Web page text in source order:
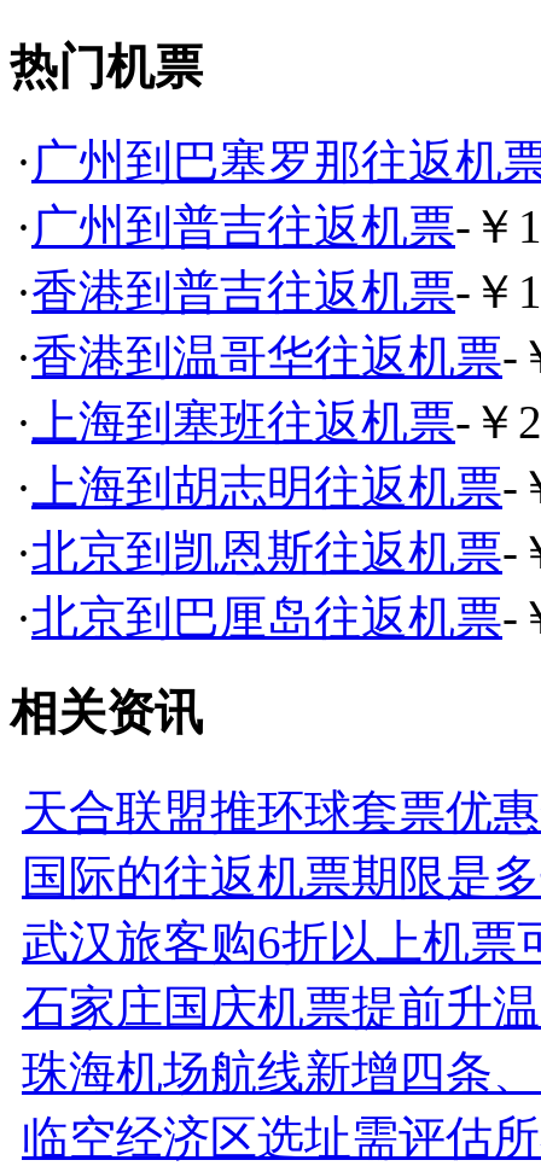
热门机票
·广州到巴塞罗那往返机
·广州到普吉往返机票-￥
·香港到普吉往返机票-￥
·香港到温哥华往返机票-
· 上海到塞班往返机票-￥
· 上海到胡志明往返机票-
·北京到凯恩斯往返机票-
·北京到巴厘岛往返机票-
相关资讯
天合联盟推环球套票优
国际的往返机票期限是
武汉旅客购6折以上机票
石家庄国庆机票提前升
珠海机场航线新增四条
临空经济区选址需评估